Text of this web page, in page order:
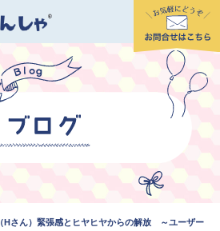
（Hさん）緊張感とヒヤヒヤからの解放 ～ユーザー